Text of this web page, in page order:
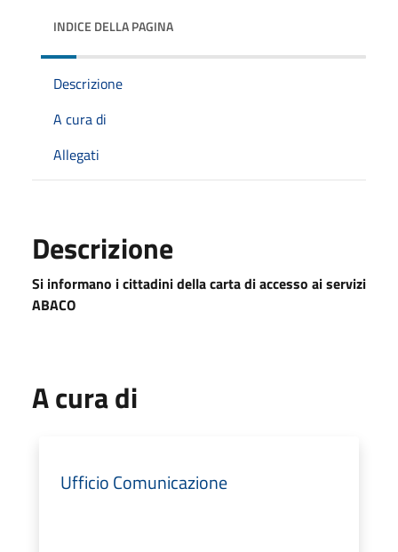
INDICE DELLA PAGINA
Descrizione
A cura di
Allegati
Descrizione
Si informano i cittadini della carta di accesso ai servizi
ABACO
A cura di
Ufficio Comunicazione